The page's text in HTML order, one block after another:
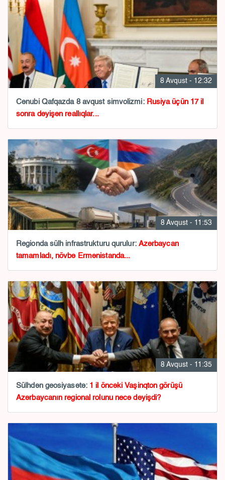
8 Avqust - 12:32
Cənubi Qafqazda 8 avqust simvolizmi: Rusiya üçün 17 il
sonra dəyişən reallıqlar...
8 Avqust - 11:53
Regionda sülh infrastrukturu qurulur: Azərbaycan
tamamladı, növbə Ermənistanda...
8 Avqust - 11:35
Sülhdən geosiyasətə: 1 il öncəki Vaşinqton görüşü
Azərbaycanın regional rolunu necə dəyişdi?